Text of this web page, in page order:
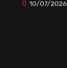
10/07/2026